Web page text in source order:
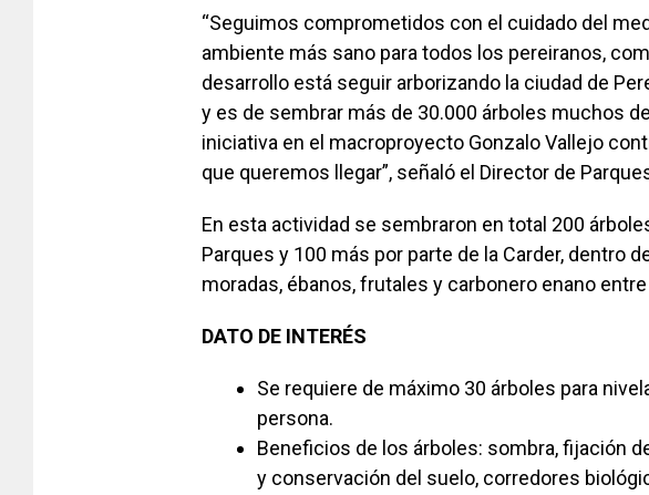
“Seguimos comprometidos con el cuidado del
ambiente más sano para todos los pereiranos,
desarrollo está seguir arborizando la ciudad de
y es de sembrar más de 30.000 árboles muchos
iniciativa en el macroproyecto Gonzalo Vallejo
que queremos llegar”, señaló el Director de
En esta actividad se sembraron en total 200
Parques y 100 más por parte de la Carder, dentro
moradas, ébanos, frutales y carbonero enano
DATO DE INTERÉS
Se requiere de máximo 30 árboles para
persona.
Beneficios de los árboles: sombra, fijación
y conservación del suelo, corredores